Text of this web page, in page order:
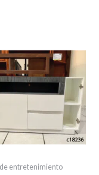
entretenimiento